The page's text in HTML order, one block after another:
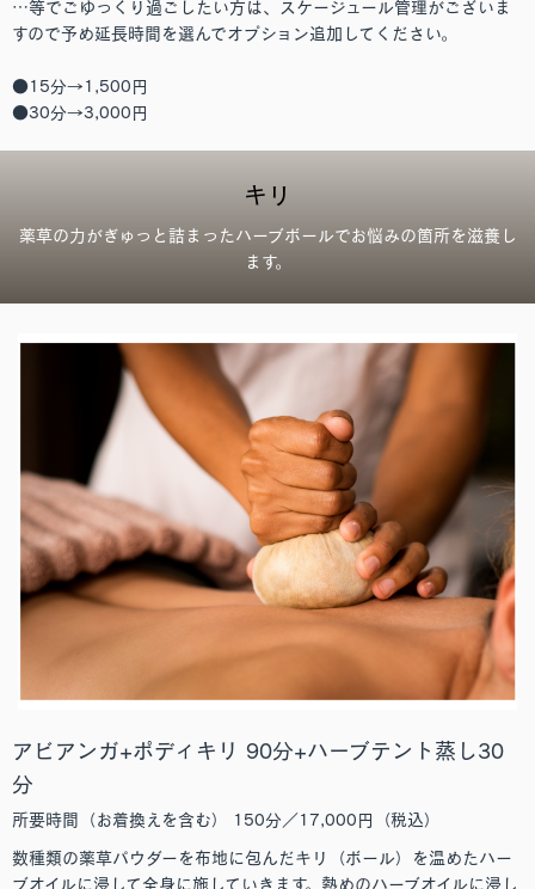
…等でごゆっくり過ごしたい方は、スケージュール管理がございま
すので予め延長時間を選んでオプション追加してください。
●15分→1,500円
●30分→3,000円
キリ
薬草の力がぎゅっと詰まったハーブボールでお悩みの箇所を滋養し
ます。
アビアンガ+ポディキリ 90分+ハーブテント蒸し30
分
所要時間（お着換えを含む） 150分／17,000円（税込）
数種類の薬草パウダーを布地に包んだキリ（ボール）を温めたハー
ブオイルに浸して全身に施していきます。熱めのハーブオイルに浸し